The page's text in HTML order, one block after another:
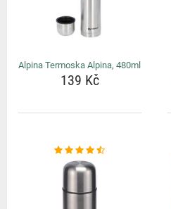
Alpina Termoska Alpina, 480ml
139 Kč